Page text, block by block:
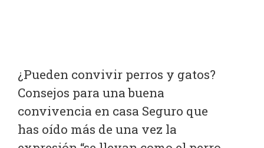
¿Pueden convivir perros y gatos?
Consejos para una buena
convivencia en casa Seguro que
has oído más de una vez la